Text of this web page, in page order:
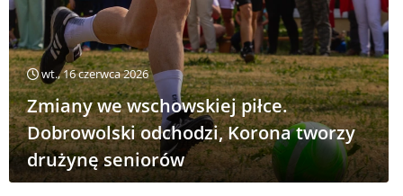
wt., 16 czerwca 2026
Zmiany we wschowskiej piłce.
Dobrowolski odchodzi, Korona tworzy
drużynę seniorów